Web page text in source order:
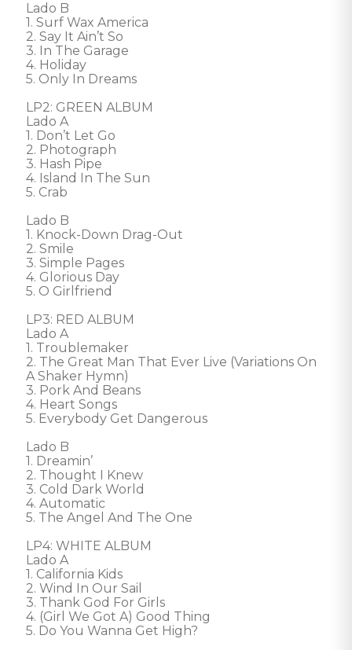
Lado B
1. Surf Wax America
2. Say It Ain’t So
3. In The Garage
4. Holiday
5. Only In Dreams
LP2: GREEN ALBUM
Lado A
1. Don’t Let Go
2. Photograph
3. Hash Pipe
4. Island In The Sun
5. Crab
Lado B
1. Knock-Down Drag-Out
2. Smile
3. Simple Pages
4. Glorious Day
5. O Girlfriend
LP3: RED ALBUM
Lado A
1. Troublemaker
2. The Great Man That Ever Live (Variations On
A Shaker Hymn)
3. Pork And Beans
4. Heart Songs
5. Everybody Get Dangerous
Lado B
1. Dreamin’
2. Thought I Knew
3. Cold Dark World
4. Automatic
5. The Angel And The One
LP4: WHITE ALBUM
Lado A
1. California Kids
2. Wind In Our Sail
3. Thank God For Girls
4. (Girl We Got A) Good Thing
5. Do You Wanna Get High?